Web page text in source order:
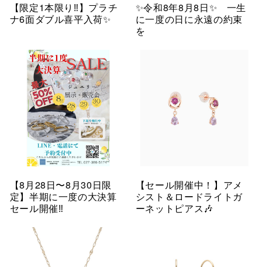
【限定1本限り‼︎】プラチ
ナ6面ダブル喜平入荷✨
✨令和8年8月8日✨ 一生
に一度の日に永遠の約束
を
【8月28日〜8月30日限
定】半期に一度の大決算
セール開催‼︎
【セール開催中！】アメ
シスト＆ロードライトガ
ーネットピアス🎶